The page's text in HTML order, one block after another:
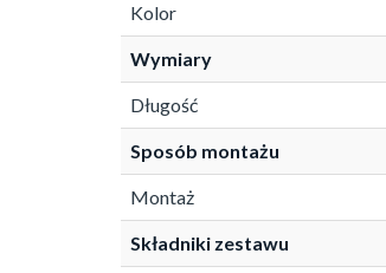
Kolor
Wymiary
Długość
Sposób montażu
Montaż
Składniki zestawu